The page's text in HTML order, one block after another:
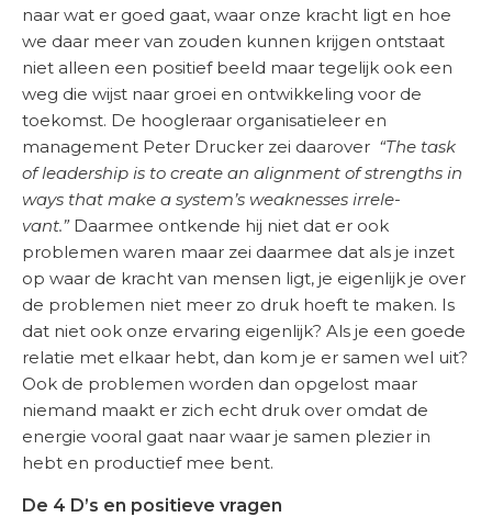
naar wat er goed gaat, waar onze kracht ligt en hoe
we daar meer van zouden kunnen krijgen ontstaat
niet alleen een positief beeld maar tegelijk ook een
weg die wijst naar groei en ontwikkeling voor de
toekomst. De hoogleraar organisatieleer en
management Peter Drucker zei daarover “The task
of leadership is to create an align­ment of strengths in
ways that make a system’s weaknesses irrele­
vant.” Daarmee ontkende hij niet dat er ook
problemen waren maar zei daarmee dat als je inzet
op waar de kracht van mensen ligt, je eigenlijk je over
de problemen niet meer zo druk hoeft te maken. Is
dat niet ook onze ervaring eigenlijk? Als je een goede
relatie met elkaar hebt, dan kom je er samen wel uit?
Ook de problemen worden dan opgelost maar
niemand maakt er zich echt druk over omdat de
energie vooral gaat naar waar je samen plezier in
hebt en productief mee bent.
De 4 D’s en positieve vragen